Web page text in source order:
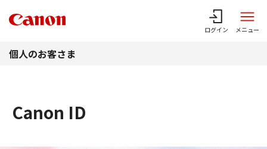
ログイン メニュー
個人のお客さま
Canon ID